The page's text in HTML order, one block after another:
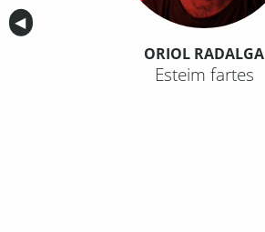
Anterior
◀︎
ORIOL RADALGA
Esteim fartes